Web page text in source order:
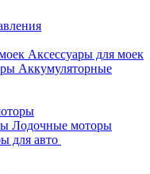
Аксессуары для моек
Аккумуляторные
Лодочные моторы
для авто